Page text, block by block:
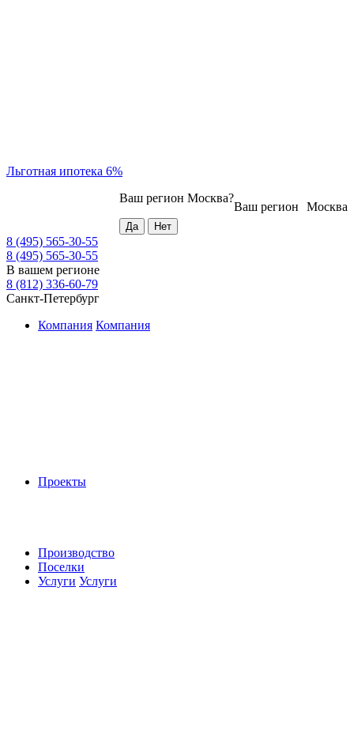
Льготная ипотека 6%
Москва
Ваш регион
Ваш регион Москва?
8 (495) 565-30-55
8 (495) 565-30-55
В вашем регионе
8 (812) 336-60-79
Санкт-Петербург
Компания Компания
Проекты
Производство
Поселки
Услуги Услуги